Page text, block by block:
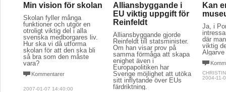
Min vision för skolan
Skolan fyller många
funktioner och utgör en
otroligt viktig del i alla
svenska medborgares liv.
Hur ska vi då utforma
skolan för att den ska bli
så bra som den måste
vara?
Kommentarer
2007-01-07 14:40:00
Alliansbyggande i
EU viktig uppgift för
Reinfeldt
Alliansbyggande gjorde
Reinfeldt till statsminister.
Om han visar prov på
samma förmåga att skapa
enighet även i
Europapolitiken har
Sverige möjlighet att utöka
sitt inflytande över EUs
färdriktning.
Kan
Ja, i
där
viktig
Algarve
2004-11-